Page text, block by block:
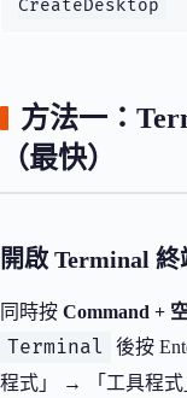
CreateDesktop
方法一：
（最快）
開啟 Terminal 終
同時按 Command +
Terminal
後按
程式」 → 「工具程式